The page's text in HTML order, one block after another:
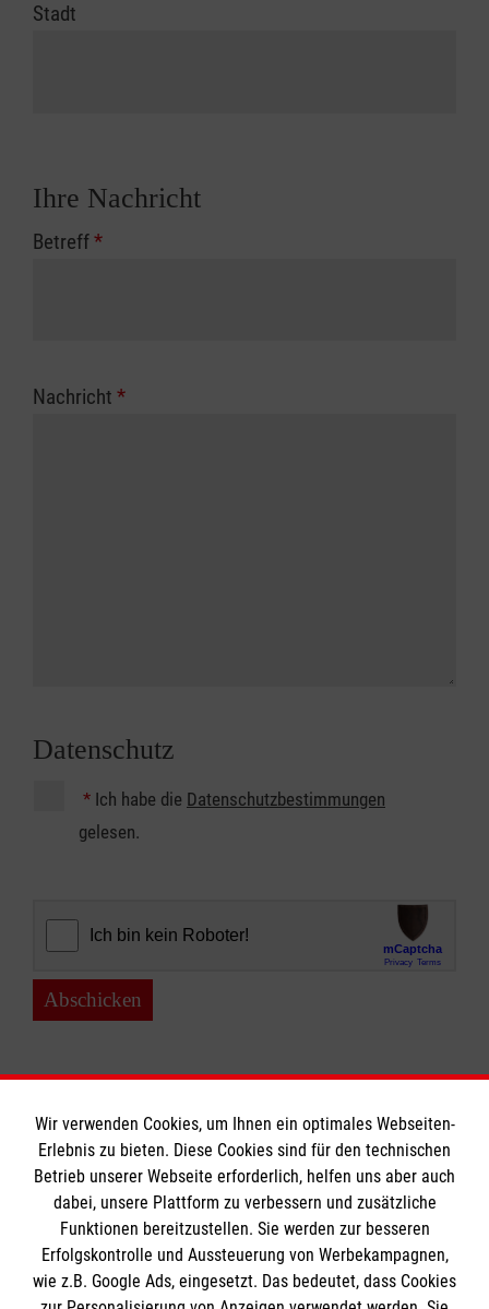
Stadt
Ihre Nachricht
Betreff*
Nachricht *
Datenschutz
* Ich habe die Datenschutzbestimmungen
gelesen.
Abschicken
Informationen
Impressum
Datenschutz
Die Malteser
Wir verwenden Cookies, um Ihnen ein optimales Webseiten-
Erlebnis zu bieten. Diese Cookies sind für den technischen
Betrieb unserer Webseite erforderlich, helfen uns aber auch
dabei, unsere Plattform zu verbessern und zusätzliche
Funktionen bereitzustellen. Sie werden zur besseren
Erfolgskontrolle und Aussteuerung von Werbekampagnen,
wie z.B. Google Ads, eingesetzt. Das bedeutet, dass Cookies